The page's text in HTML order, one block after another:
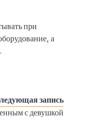
при
а
запись
с девушкой